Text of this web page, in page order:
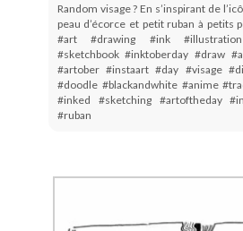
Random visage ? En s’inspirant de
peau d’écorce et petit ruban à petits
#art #drawing #ink
#sketchbook #inktoberday #draw
#artober #instaart #day #visage
#doodle #blackandwhite #anime
#inked #sketching #artoftheday
#ruban